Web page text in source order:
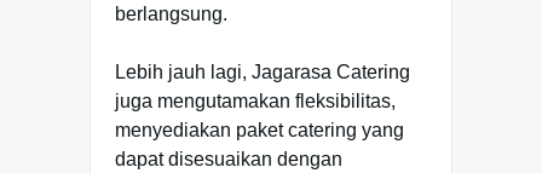
berlangsung.
Lebih jauh lagi, Jagarasa Catering
juga mengutamakan fleksibilitas,
menyediakan paket catering yang
dapat disesuaikan dengan